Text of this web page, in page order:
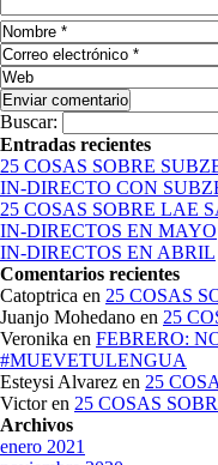
Buscar:
Entradas recientes
25 COSAS SOBRE
IN-DIRECTO CON
25 COSAS SOBRE LAE
IN-DIRECTOS EN MAYO
IN-DIRECTOS EN ABRIL
Comentarios recientes
Catoptrica en 25 COSAS
Juanjo Mohedano en 25
Veronika en FEBRERO:
#MUEVETULENGUA
Esteysi Alvarez en 25
Victoren 25 COSAS
Archivos
enero 2021